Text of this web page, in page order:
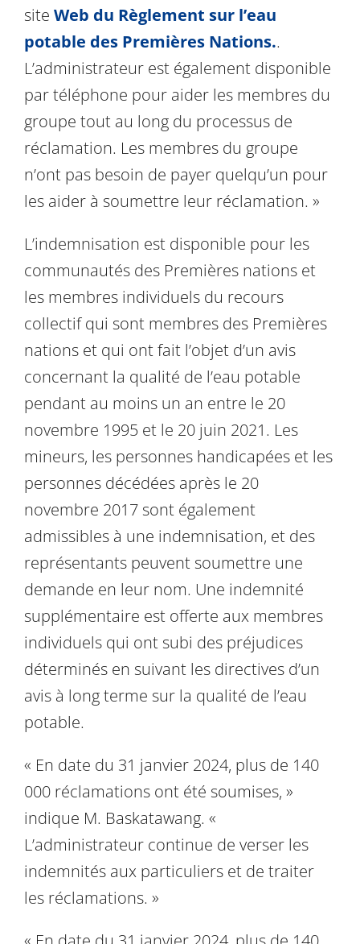
site Web du Règlement sur l’eau
potable des Premières Nations..
L’administrateur est également disponible
par téléphone pour aider les membres du
groupe tout au long du processus de
réclamation. Les membres du groupe
n’ont pas besoin de payer quelqu’un pour
les aider à soumettre leur réclamation. »
L’indemnisation est disponible pour les
communautés des Premières nations et
les membres individuels du recours
collectif qui sont membres des Premières
nations et qui ont fait l’objet d’un avis
concernant la qualité de l’eau potable
pendant au moins un an entre le 20
novembre 1995 et le 20 juin 2021. Les
mineurs, les personnes handicapées et les
personnes décédées après le 20
novembre 2017 sont également
admissibles à une indemnisation, et des
représentants peuvent soumettre une
demande en leur nom. Une indemnité
supplémentaire est offerte aux membres
individuels qui ont subi des préjudices
déterminés en suivant les directives d’un
avis à long terme sur la qualité de l’eau
potable.
« En date du 31 janvier 2024, plus de 140
000 réclamations ont été soumises, »
indique M. Baskatawang. «
L’administrateur continue de verser les
indemnités aux particuliers et de traiter
les réclamations. »